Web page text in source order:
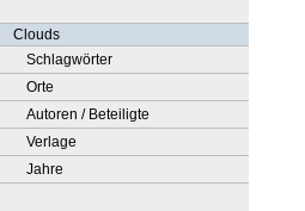
Clouds
Schlagwörter
Orte
Autoren / Beteiligte
Verlage
Jahre